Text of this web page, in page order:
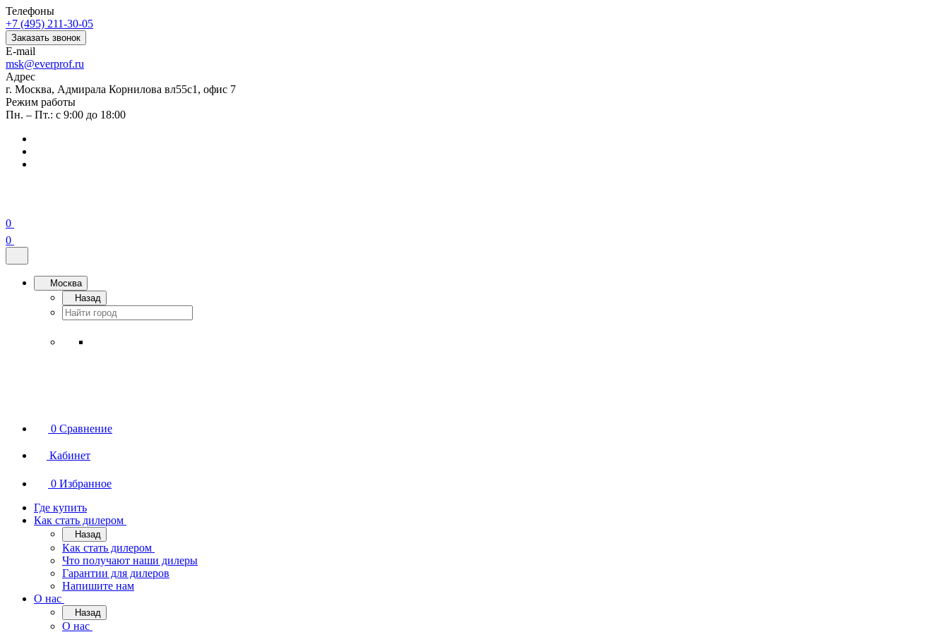
Телефоны
+7 (495) 211-30-05
Заказать звонок
E-mail
msk@everprof.ru
Адрес
г. Москва, Адмирала Корнилова вл55с1, офис 7
Режим работы
Пн. – Пт.: с 9:00 до 18:00
0
0
Москва
Назад
0 Сравнение
Кабинет
0 Избранное
Где купить
Как стать дилером
Назад
Как стать дилером
Что получают наши дилеры
Гарантии для дилеров
Напишите нам
О нас
Назад
О нас